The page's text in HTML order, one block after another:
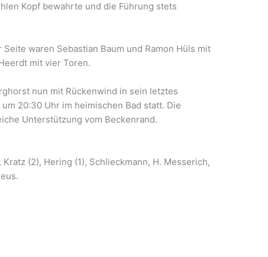
Kopf bewahrte und die Führung stets
waren Sebastian Baum und Ramon Hüls mit
mit vier Toren.
nun mit Rückenwind in sein letztes
20:30 Uhr im heimischen Bad statt. Die
Unterstützung vom Beckenrand.
Kratz (2), Hering (1), Schlieckmann, H. Messerich,